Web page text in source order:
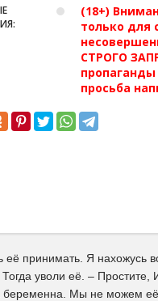
(18+)
только для
СТРОГО
просьба
принимать. Я нахожусь
уволи её. –
беременна. Мы не можем